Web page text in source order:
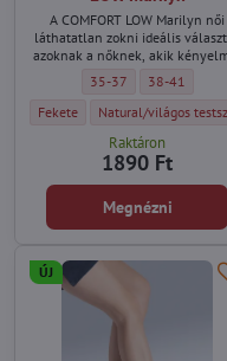
A COMFORT LOW Marilyn női
láthatatlan zokni ideális
azoknak a nőknek, akik
szeretnének a cipőben.
Női láthatatlan zokni
35-37 Női
38-41
Női láthatatlan zokni pamut
Fekete Női láthatatlan zokni
Natural/világos
Raktáron
1890 Ft
Megnézni
ÚJ